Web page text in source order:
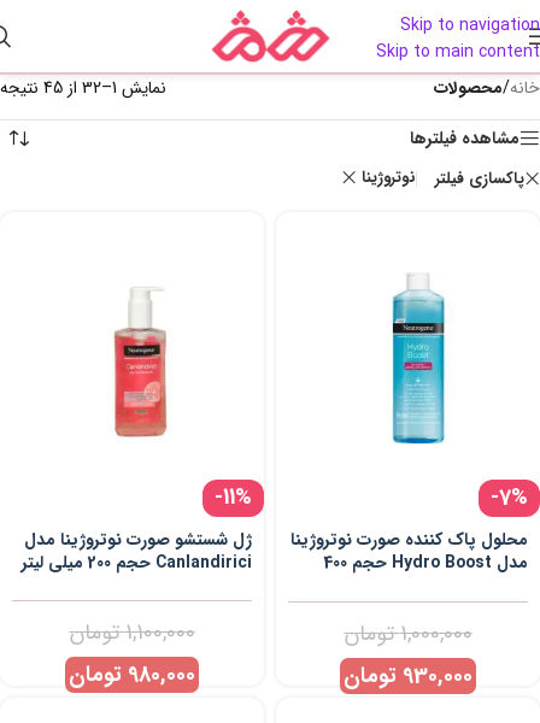
Skip to navigation
Skip to main content
خانه/محصولات
نمایش 1–32 از 45 نتیجه
مشاهده فیلترها
پاکسازی فیلتر نوتروژینا
-7%
محلول پاک کننده صورت نوتروژینا
مدل Hydro Boost حجم 400
1,000,000تومان
930,000 تومان
-11%
ژل شستشو صورت نوتروژینا مدل
Canlandirici حجم 200 میلی لیتر
1,100,000تومان
980,000 تومان